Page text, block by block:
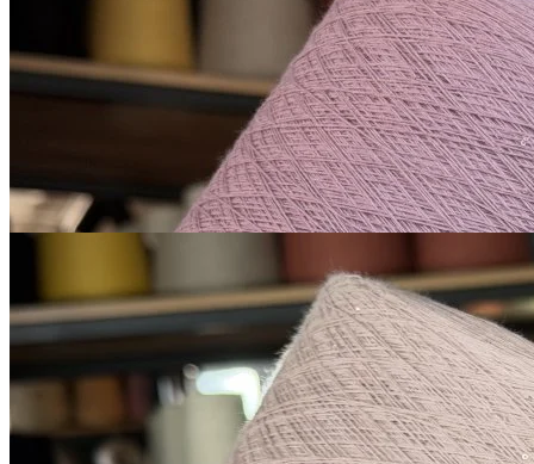
хлопок 90%, пайетки 10%
1600 м/100 г
сиреневый
за 100 г
Купить
гр
Микропайетки на хлопке
хлопок 90%, пайетки 10%
1600 м/100 гбледный циннвальтид с
оттенком серого
за 100 г